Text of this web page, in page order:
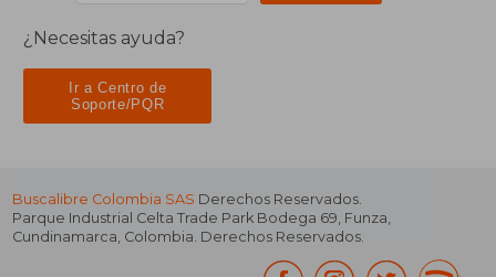
¿Necesitas ayuda?
Ir a Centro de
Soporte/PQR
Buscalibre Colombia SAS Derechos Reservados.
Parque Industrial Celta Trade Park Bodega 69, Funza,
Cundinamarca, Colombia. Derechos Reservados.